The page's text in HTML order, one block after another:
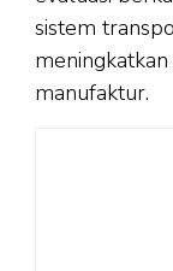
sistem
manufaktur.